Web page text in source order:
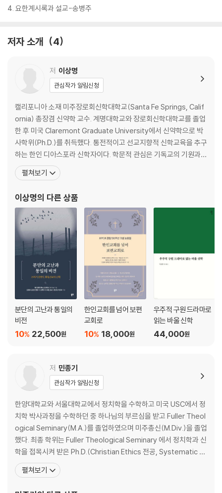
4. 요한계시록과 설교-송병주
저자 소개 4
저 이상명
관심작가 알림신청
캘리포니아 소재 미주장로회신학대학교(Santa Fe Springs, Calif
ornia) 총장겸 신약학 교수. 계명대학교와 장로회신학대학교를 졸업
한 후 미국 Claremont Graduate University에서 신약학으로 박
사학위(Ph.D.)를 취득했다. 통전적이고 선교지향적 신학교육을 추구
하는 한인 디아스포라 신학자이다. 학문적 관심은 기독교의 기원과
성서해석, 그레코-로마 콘텍스트에서의 바울 신학 사상의 해석과 상
황화 신학에 있다. 주요 저서로 『The Cosmic Drama of Salvatio
펼쳐보기
이상명의 다른 상품
분단의 고난과 통일의
비전
22,500원
10%
한인교회를 넘어 보편
교회로
18,000원
10%
우주적 구원 드라마로
읽는 바울 신학
44,000원
저 민종기
관심작가 알림신청
한양대학교와 서울대학교에서 정치학을 수학하고 미국 USC에서 정
치학 박사과정을 수학하던 중 하나님의 부르심을 받고 Fuller Theol
ogical Seminary(M.A.)를 졸업하였으며 미주총신(M.Div.)을 졸업
했다. 최종 학위는 Fuller Theological Seminary 에서 정치학과 신
학을 접목시켜 받은 Ph.D.(Christian Ethics 전공, Systematic T
heology 부전공) 학위이다. 서울대학교와 Fuller Theological Se
minary 및 한국의 각 신학교에서 강의를 하였으며, 웨스터민스터 신
펼쳐보기